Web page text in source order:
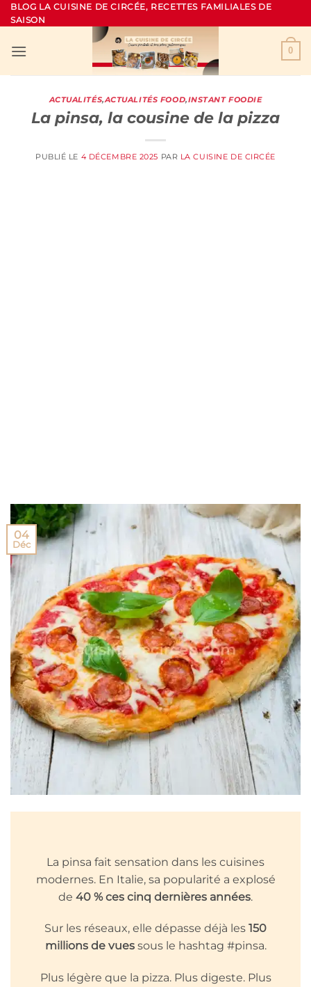
Passer
au
BLOG LA CUISINE DE CIRCÉE, RECETTES FAMILIALES DE
SAISON
0
ACTUALITÉS,ACTUALITÉS FOOD,INSTANT FOODIE
La pinsa, la cousine de la pizza
PUBLIÉ LE 4 DÉCEMBRE 2025 PAR LA CUISINE DE CIRCÉE
04
Déc
La pinsa fait sensation dans les cuisines
modernes. En Italie, sa popularité a explosé
de 40 % ces cinq dernières années.
Sur les réseaux, elle dépasse déjà les 150
millions de vuessous le hashtag #pinsa.
Plus légère que la pizza. Plus digeste. Plus